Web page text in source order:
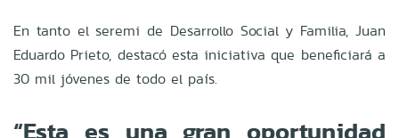
En tanto el seremi de Desarrollo Social y Familia, Juan
Eduardo Prieto, destacó esta iniciativa que beneficiará a
30 mil jóvenes de todo el país.